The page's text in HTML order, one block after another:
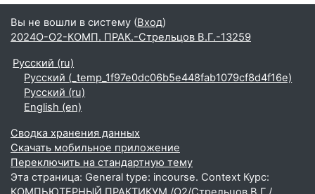
Вы не вошли в систему (Вход)
2024О-О2-КОМП. ПРАК.-Стрельцов В.Г.-13259
Русский ‎(ru)‎
Русский ‎(_temp_1f97e0dc06b5e448fab1079cf8d4f16e)‎
Русский ‎(ru)‎
English ‎(en)‎
Сводка хранения данных
Скачать мобильное приложение
Переключить на стандартную тему
Эта страница: General type: incourse. Context Курс: